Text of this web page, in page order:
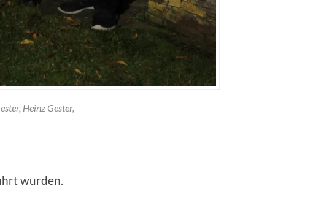
Heinz Gester,
wurden.